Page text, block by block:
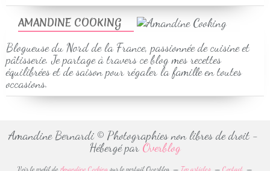
AMANDINE COOKING
Blogueuse du Nord de la France, passionnée de cuisine et
pâtisserie. Je partage à travers ce blog mes recettes
équilibrées et de saison pour régaler la famille en toutes
occasions.
Amandine Bernardi © Photographies non libres de droit -
Hébergé par Overblog
Voir le profil de Amandine Cooking sur le portail Overblog Top articles Contact